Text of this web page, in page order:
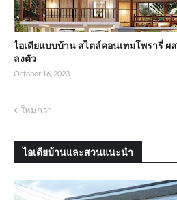
ไอเดียแบบบ้าน สไตล์คอนเทมโพรารี่ ผ
ลงตัว
October 16, 2023
ใหม่กว่า
ไอเดียบ้านและสวนแนะนำ